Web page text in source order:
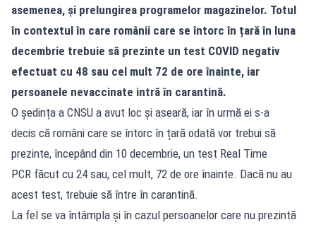
asemenea, și prelungirea programelor magazinelor. Totul
în contextul în care românii care se întorc în țară în luna
decembrie trebuie să prezinte un test COVID negativ
efectuat cu 48 sau cel mult 72 de ore înainte, iar
persoanele nevaccinate intră în carantină.
O ședința a CNSU a avut loc și aseară, iar în urmă ei s-a
decis că români care se întorc în țară odată vor trebui să
prezinte, începând din 10 decembrie, un test Real Time
PCR făcut cu 24 sau, cel mult, 72 de ore înainte. Dacă nu au
acest test, trebuie să între în carantină.
La fel se va întâmpla și în cazul persoanelor care nu prezintă